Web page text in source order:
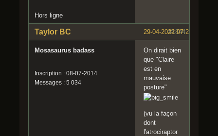
Hors ligne
#1844
29-04-2022 07:26:10
Taylor BC
Mosasaurus badass
Inscription : 08-07-2014
Messages : 5 034
On dirait bien
que "Claire
est en
mauvaise
posture"
(vu la façon
dont
l'atrociraptor